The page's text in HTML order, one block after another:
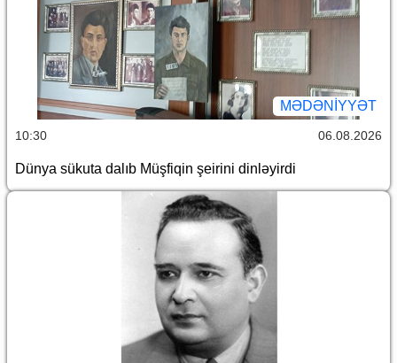
MƏDƏNIYYƏT
10:30 06.08.2026
Dünya sükuta dalıb Müşfiqin şeirini dinləyirdi